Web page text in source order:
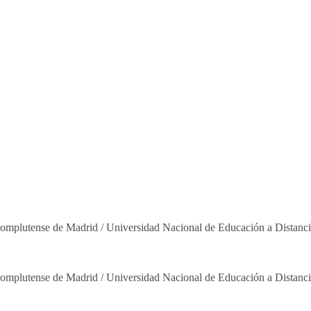
de Madrid / Universidad Nacional de Educación a
de Madrid / Universidad Nacional de Educación a